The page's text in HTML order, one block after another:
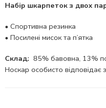
Набір шкарпеток з двох
• Спортивна резинка
• Посилені мисок та п’ятка
Склад: 85% бавовна, 13%
Носкар особисто відповідає